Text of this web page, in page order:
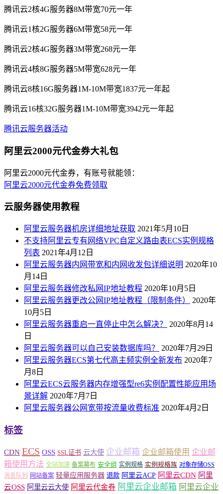
腾讯云2核4G服务器8M带宽70元一年
腾讯云1核2G服务器6M带宽58元一年
腾讯云2核4G服务器3M带宽268元一年
腾讯云4核8G服务器5M带宽628元一年
腾讯云8核16G服务器1M-10M带宽1837元一年起
腾讯云16核32G服务器1M-10M带宽3942元一年起
腾讯云服务器活动
阿里云2000元代金券大礼包
阿里云2000元代金券，有账号就能领：
阿里云2000元代金券免费领取
云服务器使用教程
阿里云服务器机房详细地址获取 2021年5月10日
不支持阿里云专有网络VPC自定义路由表ECS实例规格
列表 2021年4月12日
阿里云服务器内网带宽和内网收发包详细说明 2020年10
月14日
阿里云服务器修改私网IP地址教程 2020年10月5日
阿里云服务器更改公网IP地址教程（限制条件）
2020年
10月5日
阿里云服务器重启一直停止中怎么解决？
2020年8月14
日
阿里云服务器可以自己安装数据库吗？
2020年7月29日
阿里云服务器ECS第七代高主频实例全新发布 2020年7
月8日
阿里云ECS云服务器内存增强型re6实例配置性能应用场
景详解 2020年7月7日
阿里云服务器公网宽带按流量收费标准 2020年4月2日
标签
CDN ECS OSS SSL证书 云大使 企业邮箱 企业邮箱使用 企业邮
箱使用方法 全站加速 备案幕布 安全组 实例规格 实例规格族 对象存储OSS
消息队列
网站备案 轻量应用服务器 退款 阿里云ACP 阿里云CDN 阿里
云OSS 阿里云云大使 阿里云代金券 阿里云企业邮箱 阿里云企业